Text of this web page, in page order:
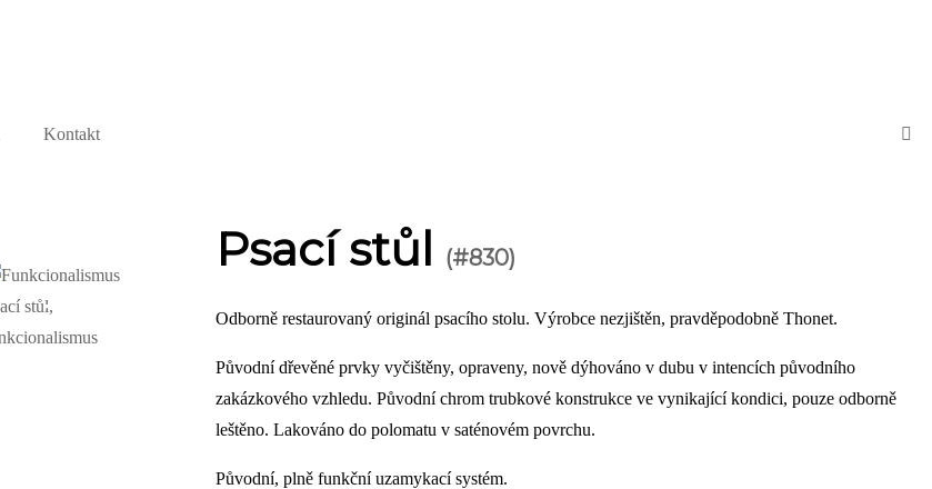
Kontakt
+8
Psací stůl (#830)
Odborně restaurovaný originál psacího stolu. Výrobce nezjištěn, pravděpodobně Thonet.
Původní dřevěné prvky vyčištěny, opraveny, nově dýhováno v dubu v intencích původního
zakázkového vzhledu. Původní chrom trubkové konstrukce ve vynikající kondici, pouze odborně
leštěno. Lakováno do polomatu v saténovém povrchu.
Původní, plně funkční uzamykací systém.